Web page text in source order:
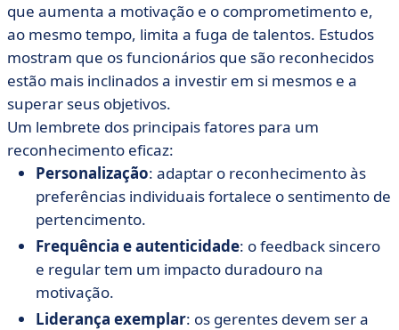
que aumenta a motivação e o comprometimento e,
ao mesmo tempo, limita a fuga de talentos. Estudos
mostram que os funcionários que são reconhecidos
estão mais inclinados a investir em si mesmos e a
superar seus objetivos.
Um lembrete dos principais fatores para um
reconhecimento eficaz:
Personalização: adaptar o reconhecimento às
preferências individuais fortalece o sentimento de
pertencimento.
Frequência e autenticidade: o feedback sincero
e regular tem um impacto duradouro na
motivação.
Liderança exemplar: os gerentes devem ser a